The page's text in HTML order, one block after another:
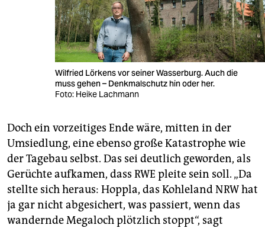
Wilfried Lörkens vor seiner Wasserburg. Auch die
muss gehen – Denkmalschutz hin oder her.
Foto: Heike Lachmann
Doch ein vorzeitiges Ende wäre, mitten in der
Umsiedlung, eine ebenso große Katastrophe wie
der Tagebau selbst. Das sei deutlich geworden, als
Gerüchte aufkamen, dass RWE pleite sein soll. „Da
stellte sich heraus: Hoppla, das Kohleland NRW hat
ja gar nicht abgesichert, was passiert, wenn das
wandernde Megaloch plötzlich stoppt“, sagt